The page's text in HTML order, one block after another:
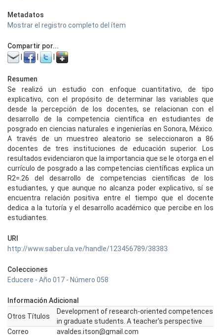
Metadatos
Mostrar el registro completo del ítem
Compartir por...
Resumen
Se realizó un estudio con enfoque cuantitativo, de tipo
explicativo, con el propósito de determinar las variables que
desde la percepción de los docentes, se relacionan con el
desarrollo de la competencia científica en estudiantes de
posgrado en ciencias naturales e ingenierías en Sonora, México.
A través de un muestreo aleatorio se seleccionaron a 86
docentes de tres instituciones de educación superior. Los
resultados evidenciaron que la importancia que se le otorga en el
currículo de posgrado a las competencias científicas explica un
R2=.26 del desarrollo de competencias científicas de los
estudiantes, y que aunque no alcanza poder explicativo, sí se
encuentra relación positiva entre el tiempo que el docente
dedica a la tutoría y el desarrollo académico que percibe en los
estudiantes.
URI
http://www.saber.ula.ve/handle/123456789/38383
Colecciones
Educere - Año 017 - Número 058
Información Adicional
Otros Títulos
Development of research-oriented competences
in graduate students. A teacher's perspective
Correo
avaldes.itson@gmail.com